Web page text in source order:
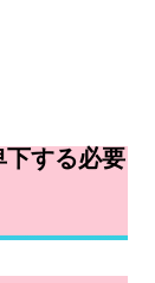
する必要